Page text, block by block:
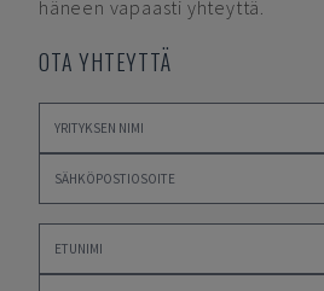
häneen vapaasti yhteyttä.
OTA YHTEYTTÄ